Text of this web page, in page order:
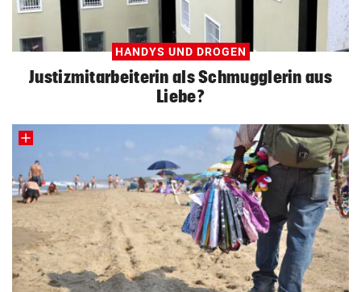
HANDYS UND DROGEN
Justizmitarbeiterin als Schmugglerin aus
Liebe?